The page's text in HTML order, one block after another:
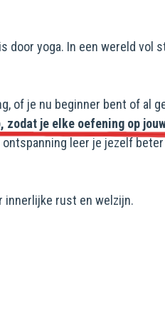
door yoga. In een wereld vol
of je nu beginner bent of al
je elke oefening op
leer je jezelf
innerlijke rust en welzijn.